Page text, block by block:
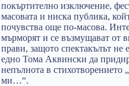
покъртително изключение,
масовата и ниска публика,
почувства още по-масова.
мърморят и се възмущават от
прави, защото спектакълът не
едно Тома Аквински да
непълнота в стихотворението
ми…“.